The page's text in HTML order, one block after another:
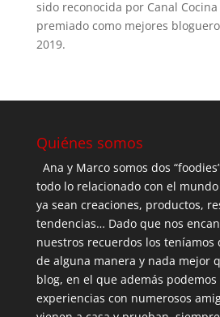
sido reconocida por Canal
premiado como mejores
2019.
Quiénes somos
Ana y Marco somos dos
todo lo relacionado con el
ya sean creaciones, productos,
tendencias… Dado que nos
nuestros recuerdos los
de alguna manera y nada mejor
blog, en el que además
experiencias con numerosos